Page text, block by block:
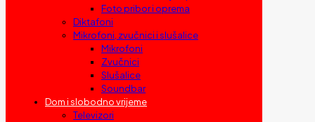
Foto pribor i oprema
Diktafoni
Mikrofoni, zvučnici i slušalice
Mikrofoni
Zvučnici
Slušalice
Soundbar
Dom i slobodno vrijeme
Televizori